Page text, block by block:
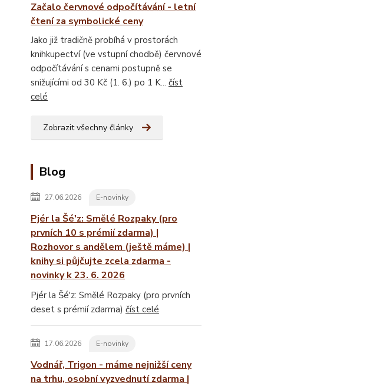
Začalo červnové odpočítávání - letní
čtení za symbolické ceny
Jako již tradičně probíhá v prostorách
knihkupectví (ve vstupní chodbě) červnové
odpočítávání s cenami postupně se
snižujícími od 30 Kč (1. 6.) po 1 K... číst
celé
Zobrazit všechny články
Blog
27.06.2026 E-novinky
Pjér la Šé'z: Smělé Rozpaky (pro
prvních 10 s prémií zdarma) |
Rozhovor s andělem (ještě máme) |
knihy si půjčujte zcela zdarma -
novinky k 23. 6. 2026
Pjér la Šé'z: Smělé Rozpaky (pro prvních
deset s prémií zdarma) číst celé
17.06.2026 E-novinky
Vodnář, Trigon - máme nejnižší ceny
na trhu, osobní vyzvednutí zdarma |